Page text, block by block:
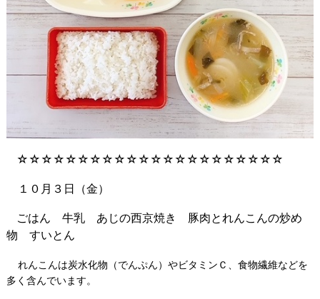
☆☆☆☆☆☆☆☆☆☆☆☆☆☆☆☆☆☆☆☆☆☆
１０月３日（金）
ごはん 牛乳 あじの西京焼き 豚肉とれんこんの炒め
物 すいとん
れんこんは炭水化物（でんぷん）やビタミンＣ、食物繊維などを
多く含んでいます。